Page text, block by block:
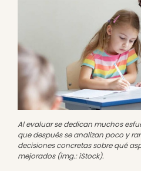
Al evaluar se dedican muchos
que después se analizan poco y
decisiones concretas sobre qué
mejorados (img.: iStock).